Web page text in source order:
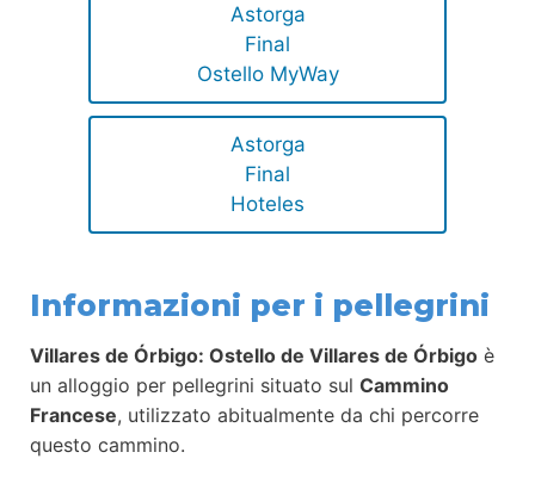
Astorga
Final
Ostello MyWay
Astorga
Final
Hoteles
Informazioni per i pellegrini
Villares de Órbigo: Ostello de Villares de Órbigo è
un alloggio per pellegrini situato sul Cammino
Francese, utilizzato abitualmente da chi percorre
questo cammino.